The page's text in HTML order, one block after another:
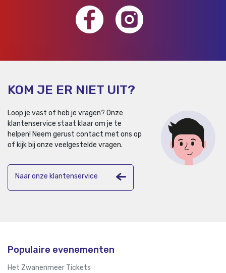
KOM JE ER NIET UIT?
Loop je vast of heb je vragen? Onze
klantenservice staat klaar om je te
helpen! Neem gerust contact met ons op
of kijk bij onze veelgestelde vragen.
Naar onze klantenservice
Populaire evenementen
Het Zwanenmeer Tickets